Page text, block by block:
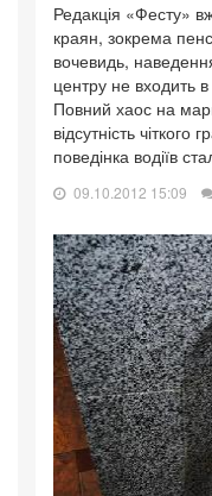
Редакція «Фесту»
краян, зокрема
вочевидь,
центру не входить в
Повний хаос на
від­сутність
поведінка во­діїв
09.10.2012 15:09